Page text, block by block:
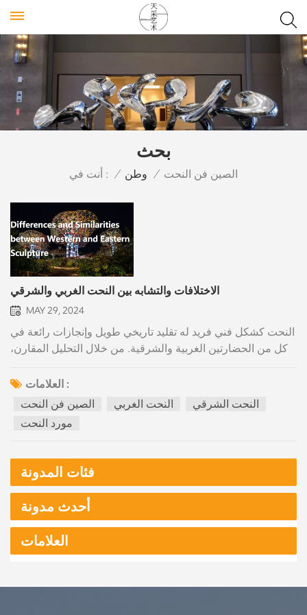
بحث
أنت في : / وطن / الصين فن النحت
الاختلافات والتشابه بين النحت الغربي والشرقي
MAY 29, 2024
النحت كشكل فني فريد له تقليد تاريخي طويل وإنجازات رائعة في
كل من الحضارتين الغربية والشرقية. من خلال التحليل المقارن،
كبيرة في الدلالة الروحية، والأسلوب الفني، والمفاهيم الإبداعية،
في حين تشترك أيضًا في بعض الأرضية المشتركة. الجمال هو
السعي المشترك للنحت الغربي والشرقي، إلا أنهما يختلفان بشكل
كبير في دلالاتهما الروحية. أحدهما يسعى إلى الانسجام وانفجار
متوازن. ولذلك، فإنهم يظهرون اختلافات كبيرة في تعبيراتهم
الفنية. الاختلافات بين النحت الغربي والشرقي: ال الصين فن
النحت غالبًا ما يجسد السعي الأخلاقي لـ "الفضيلة" و"الخير"، مع
التركيز على سمات الشخصية الداخلية والصفات الروحية
للشخصيات. وينبع هذا من تأكيد الثقافة التقليدية الصينية على
"زراعة الذات" ومفهوم "زراعة الذات، وتنظيم الأسرة، وحكم
العلامات :
الصين فن النحت
النحت الغربي
النحت الشرقي
مورد النحت
فئات المدونة
أحدث مدونة
العلامات